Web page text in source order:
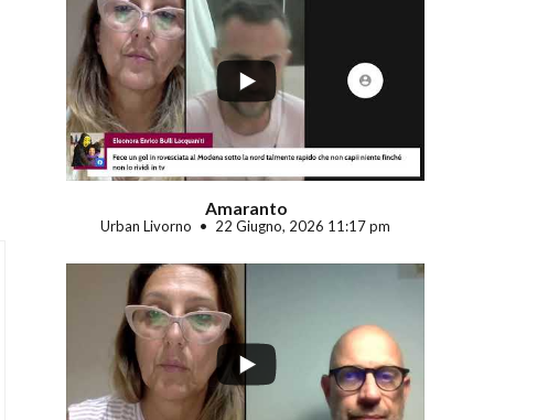
...
Amaranto
Urban Livorno 22 Giugno, 2026 11:17 pm